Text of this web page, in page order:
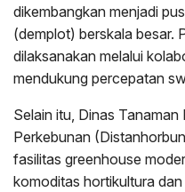
dikembangkan menjadi
(demplot) berskala besar.
dilaksanakan melalui
mendukung percepatan
Selain itu, Dinas
Perkebunan
fasilitas greenhouse
komoditas hortikultura